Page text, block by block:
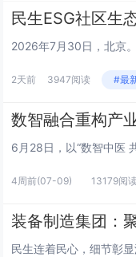
2天前 3947阅读 #最
4周前(07-09) 13179阅读
装备制造集团：